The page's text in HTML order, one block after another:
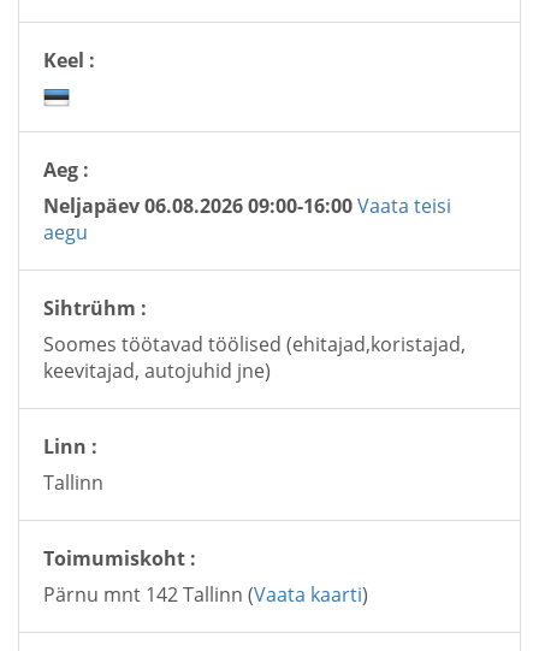
Keel :
Aeg :
Neljapäev 06.08.2026 09:00-16:00Vaata teisi
aegu
Sihtrühm :
Soomes töötavad töölised (ehitajad,koristajad,
keevitajad, autojuhid jne)
Linn :
Tallinn
Toimumiskoht :
Pärnu mnt 142 Tallinn (Vaata kaarti)